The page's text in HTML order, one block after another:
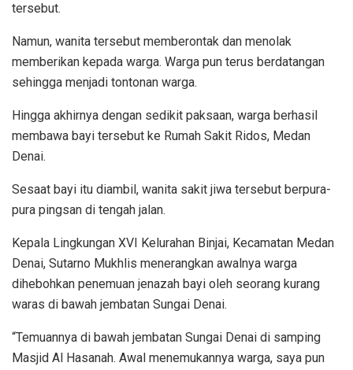
tersebut.
Namun, wanita tersebut memberontak dan menolak
memberikan kepada warga. Warga pun terus berdatangan
sehingga menjadi tontonan warga.
Hingga akhirnya dengan sedikit paksaan, warga berhasil
membawa bayi tersebut ke Rumah Sakit Ridos, Medan
Denai.
Sesaat bayi itu diambil, wanita sakit jiwa tersebut berpura-
pura pingsan di tengah jalan.
Kepala Lingkungan XVI Kelurahan Binjai, Kecamatan Medan
Denai, Sutarno Mukhlis menerangkan awalnya warga
dihebohkan penemuan jenazah bayi oleh seorang kurang
waras di bawah jembatan Sungai Denai.
“Temuannya di bawah jembatan Sungai Denai di samping
Masjid Al Hasanah. Awal menemukannya warga, saya pun